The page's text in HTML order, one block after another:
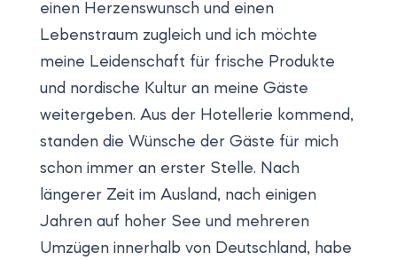
einen Herzenswunsch und einen
Lebenstraum zugleich und ich möchte
meine Leidenschaft für frische Produkte
und nordische Kultur an meine Gäste
weitergeben. Aus der Hotellerie kommend,
standen die Wünsche der Gäste für mich
schon immer an erster Stelle. Nach
längerer Zeit im Ausland, nach einigen
Jahren auf hoher See und mehreren
Umzügen innerhalb von Deutschland, habe